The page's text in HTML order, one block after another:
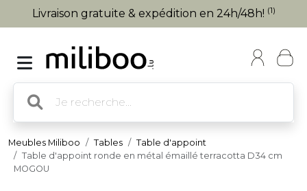
Livraison gratuite & expédition en 24h/48h! (1)
Meubles Miliboo Tables
Table d'appoint
Table d'appoint ronde en métal émaillé terracotta D34 cm
MOGOU